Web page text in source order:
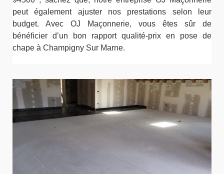
peut également ajuster nos prestations selon leur
budget. Avec OJ Maçonnerie, vous êtes sûr de
bénéficier d’un bon rapport qualité-prix en pose de
chape à Champigny Sur Marne.